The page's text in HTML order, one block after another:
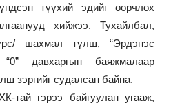
түүхий эдийг өөрчлөх
хийжээ. Тухайлбал,
шахмал түлш, “Эрдэнэс
“0” давхаргын баяжмалаар
зэргийг судалсан байна.
тай гэрээ байгуулан угааж,